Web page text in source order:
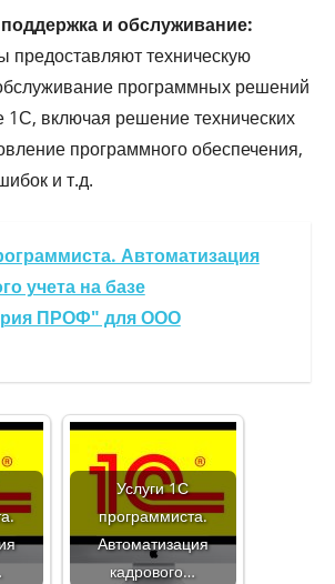
и обслуживание:
предоставляют техническую
программных решений
включая решение технических
программного обеспечения,
и т.д.
Автоматизация
учета на базе
ПРОФ" для ООО
Услуги 1С
программиста.
Автоматизация
кадрового…